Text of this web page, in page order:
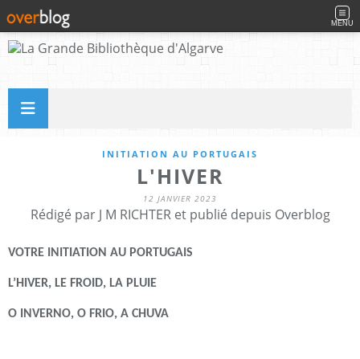
MENU
INITIATION AU PORTUGAIS
L'HIVER
12 JANVIER 2023
Rédigé par J M RICHTER et publié depuis Overblog
VOTRE INITIATION AU PORTUGAIS
L’HIVER, LE FROID, LA PLUIE
O INVERNO, O FRIO, A CHUVA